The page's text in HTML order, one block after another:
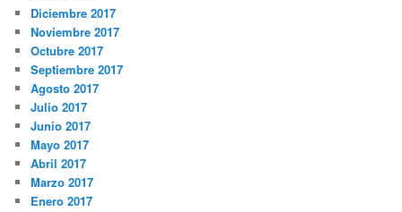
Diciembre 2017
Noviembre 2017
Octubre 2017
Septiembre 2017
Agosto 2017
Julio 2017
Junio 2017
Mayo 2017
Abril 2017
Marzo 2017
Enero 2017